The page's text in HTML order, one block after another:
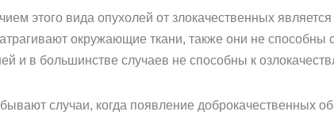
этого вида опухолей от злокачественных
окружающие ткани, также они не способны
и в большинстве случаев не способны к
случаи, когда появление доброкачественных